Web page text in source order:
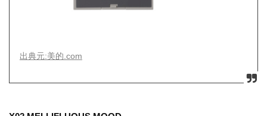
出典元:美的.com